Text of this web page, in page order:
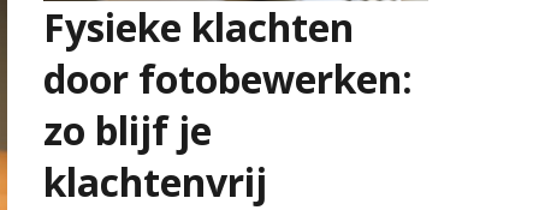
Fysieke klachten
door fotobewerken:
zo blijf je
klachtenvrij